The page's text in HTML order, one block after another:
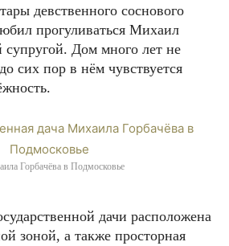
девственного соснового
прогуливаться Михаил
супругой. Дом много лет не
сих пор в нём чувствуется
Горбачёва в Подмосковье
дачи расположена
зоной, а также просторная